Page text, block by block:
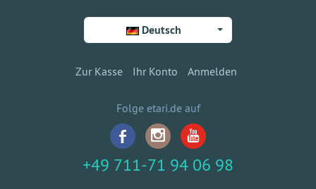
Deutsch
Zur Kasse Ihr Konto Anmelden
Folge etari.de auf
+49 711-71 94 06 98